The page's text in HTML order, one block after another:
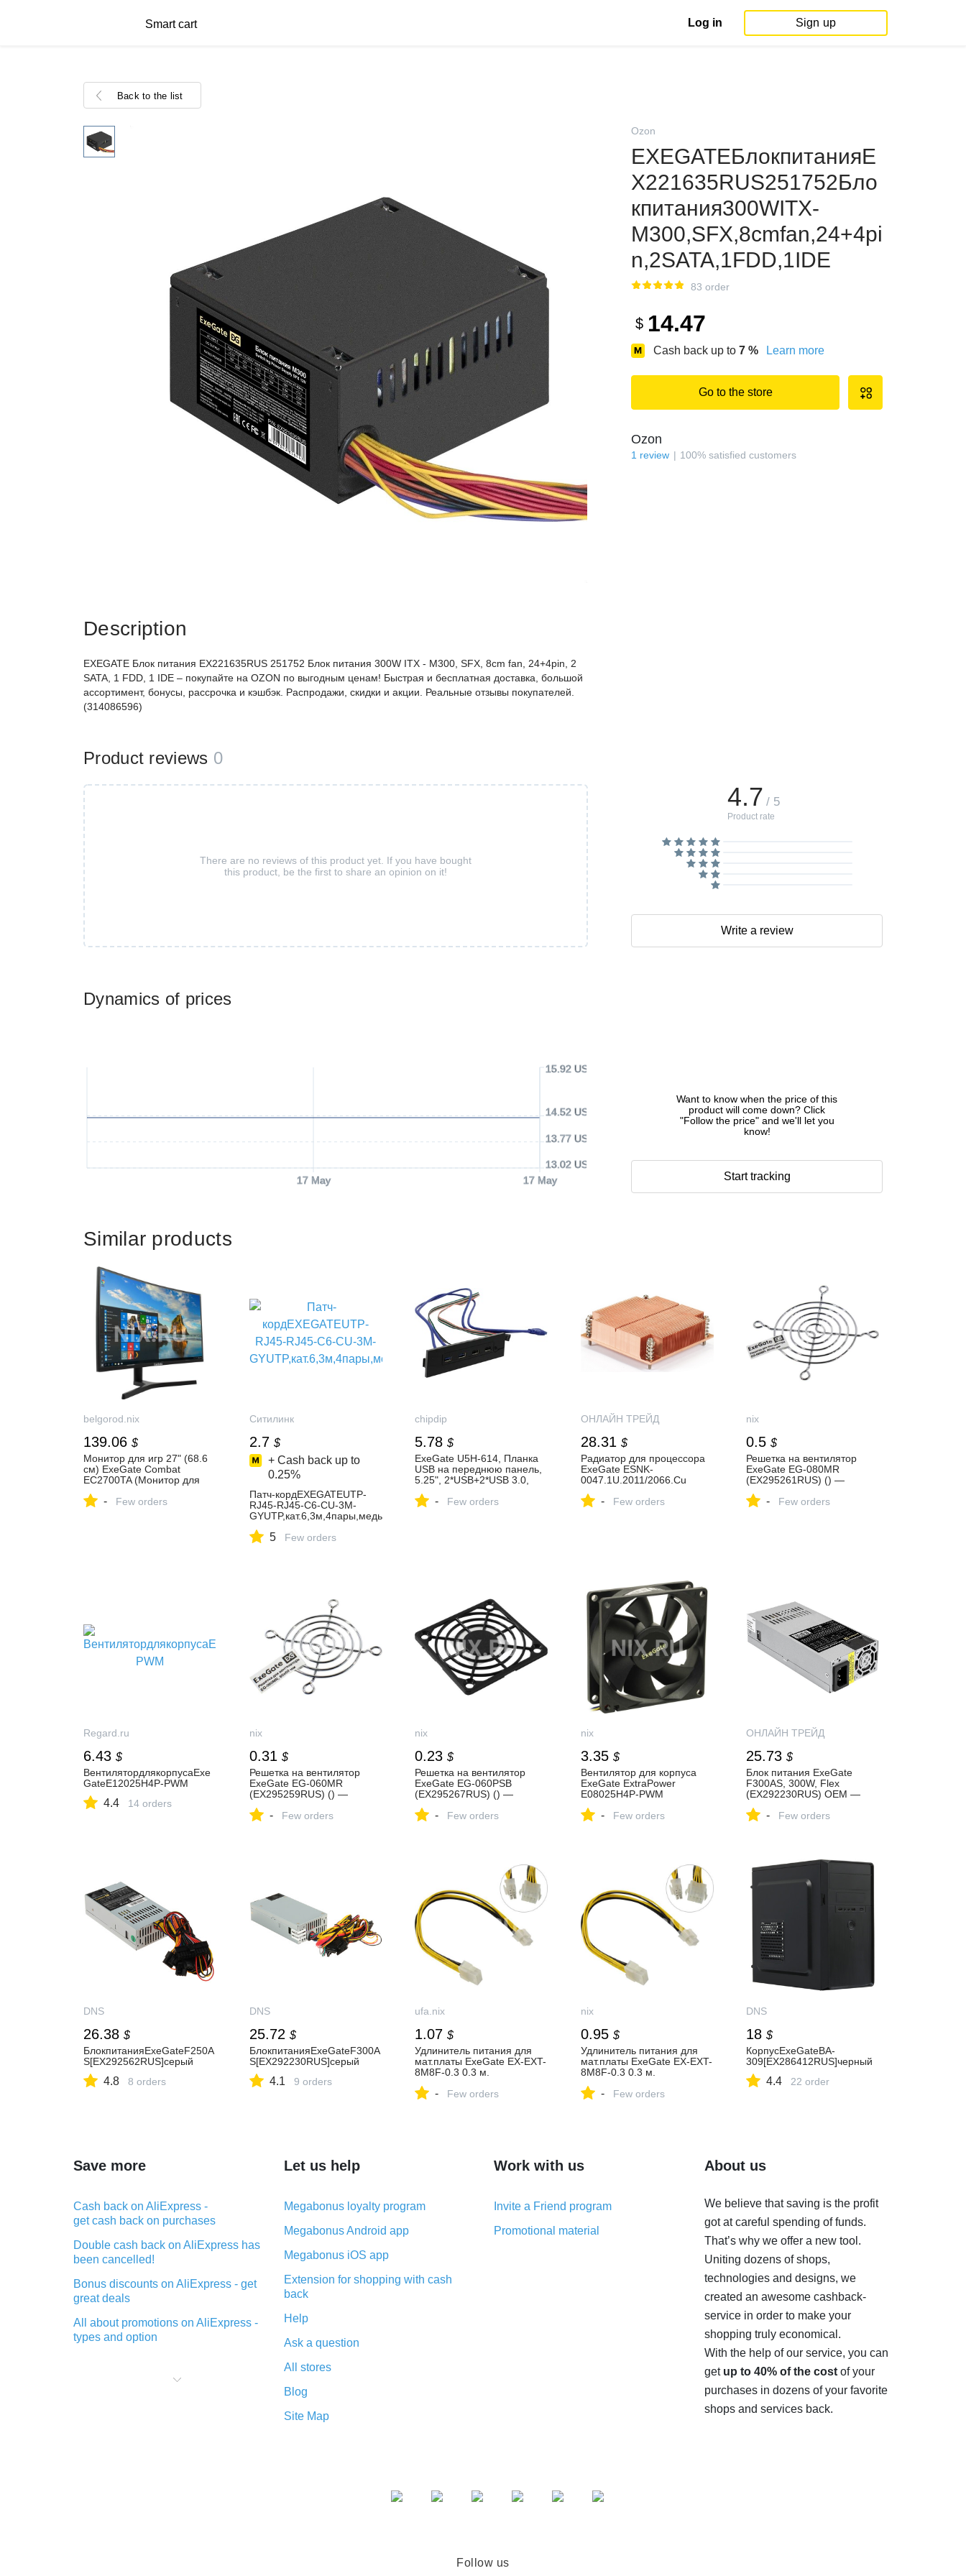
Smart cart Log in Sign up
Back to the list
Ozon
EXEGATEБлокпитанияE
X221635RUS251752Бло
кпитания300WITX-
M300,SFX,8cmfan,24+4pi
n,2SATA,1FDD,1IDE
83 order
$ 14.47
Cash back up to 7 % Learn more
Go to the store
Ozon
1 review 100% satisfied customers
Dynamics of prices
17 May 17 May
13.02 USD
13.77 USD
14.52 USD
15.92 USD
Want to know when the price of this
product will come down? Click
"Follow the price" and we'll let you
know!
Start tracking
Description
EXEGATE Блок питания EX221635RUS 251752 Блок питания 300W ITX - M300, SFX, 8cm fan, 24+4pin, 2
SATA, 1 FDD, 1 IDE – покупайте на OZON по выгодным ценам! Быстрая и бесплатная доставка, большой
ассортимент, бонусы, рассрочка и кэшбэк. Распродажи, скидки и акции. Реальные отзывы покупателей.
(314086596)
Product reviews 0
There are no reviews of this product yet. If you have bought
this product, be the first to share an opinion on it!
4.7 / 5
Product rate
Write a review
Similar products
belgorod.nix
139.06 $
Монитор для игр 27" (68.6
см) ExeGate Combat
EC2700TA (Монитор для
1440, Радиус изгиба 1500R,
- Few orders
Ситилинк
2.7 $
+ Cash back up to
0.25%
Патч-кордEXEGATEUTP-
RJ45-RJ45-C6-CU-3M-
GYUTP,кат.6,3м,4пары,медь
5 Few orders
chipdip
5.78 $
ExeGate U5H-614, Планка
USB на переднюю панель,
5.25", 2*USB+2*USB 3.0,
плате – купить оптом и в
- Few orders
ОНЛАЙН ТРЕЙД
28.31 $
Радиатор для процессора
ExeGate ESNK-
0047.1U.2011/2066.Cu
по низкой цене в интернет-
- Few orders
nix
0.5 $
Решетка на вентилятор
ExeGate EG-080MR
(EX295261RUS) () —
характеристики, отзывы
- Few orders
Regard.ru
6.43 $
ВентилятордлякорпусаExe
GateE12025H4P-PWM
4.4 14 orders
nix
0.31 $
Решетка на вентилятор
ExeGate EG-060MR
(EX295259RUS) () —
характеристики, отзывы
- Few orders
nix
0.23 $
Решетка на вентилятор
ExeGate EG-060PSB
(EX295267RUS) () —
характеристики, отзывы
- Few orders
nix
3.35 $
Вентилятор для корпуса
ExeGate ExtraPower
E08025H4P-PWM
охлаждение,
коннектор МП) — купить,
цена и характеристики,
отзывы
- Few orders
ОНЛАЙН ТРЕЙД
25.73 $
Блок питания ExeGate
F300AS, 300W, Flex
(EX292230RUS) OEM —
интернет-магазине
- Few orders
DNS
26.38 $
БлокпитанияExeGateF250A
S[EX292562RUS]серый
4.8 8 orders
DNS
25.72 $
БлокпитанияExeGateF300A
S[EX292230RUS]серый
4.1 9 orders
ufa.nix
1.07 $
Удлинитель питания для
мат.платы ExeGate EX-EXT-
8M8F-0.3 0.3 м.
мат.платы, 0.3 метра,
- Few orders
nix
0.95 $
Удлинитель питания для
мат.платы ExeGate EX-EXT-
8M8F-0.3 0.3 м.
мат.платы, 0.3 метра,
- Few orders
DNS
18 $
КорпусExeGateBA-
309[EX286412RUS]черный
4.4 22 order
Save more
Cash back on AliExpress -
get cash back on purchases
Double cash back on AliExpress has
been cancelled!
Bonus discounts on AliExpress - get
great deals
All about promotions on AliExpress -
types and option
purchases on AliExpress - short and
Let us help
Megabonus loyalty program
Megabonus Android app
Megabonus iOS app
Extension for shopping with cash
back
Help
Ask a question
All stores
Blog
Site Map
Work with us
Invite a Friend program
Promotional material
About us
We believe that saving is the profit
got at careful spending of funds.
That’s why we offer a new tool.
Uniting dozens of shops,
technologies and designs, we
created an awesome cashback-
service in order to make your
shopping truly economical.
With the help of our service, you can
get up to 40% of the costof your
purchases in dozens of your favorite
shops and services back.
Follow us